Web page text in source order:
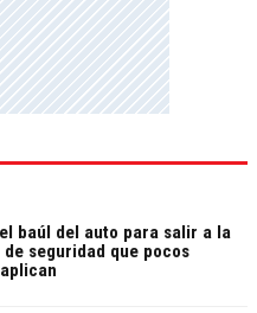
baúl del auto para salir a la
seguridad que pocos